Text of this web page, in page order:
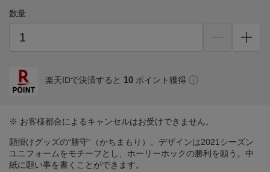
数量
楽天IDで決済すると 10 ポイント獲得
※ お客様都合によるキャンセルはお受けできません。
願掛けグッズの“勝守”（かちまもり）。デザインは2021シーズン
ユニフォームをモチーフとし、ホーリーホックの勝利を願う。中
紙に願い事を書くことができます。